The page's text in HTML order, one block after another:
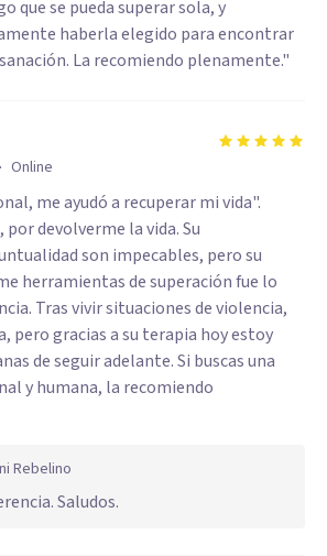
que se pueda superar sola, y
haberla elegido para encontrar
La recomiendo plenamente."
· Online
me ayudó a recuperar mi vida".
por devolverme la vida. Su
son impecables, pero su
herramientas de superación fue lo
Tras vivir situaciones de violencia,
pero gracias a su terapia hoy estoy
de seguir adelante. Si buscas una
y humana, la recomiendo
Rebelino
Saludos.